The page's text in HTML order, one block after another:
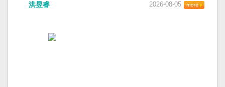
洪昱睿 2026-08-05